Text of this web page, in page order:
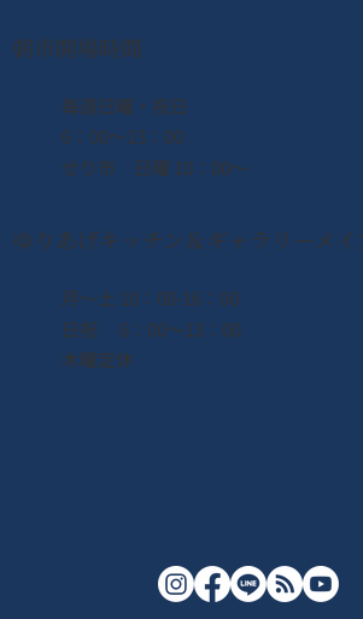
朝市開場時間
​毎週日曜・祝日
6：00〜13：00
せり市 日曜 10：00〜
ゆりあげキッチン＆ギャラリーメイ
月〜土 10：00-16：00
日祝 6：00〜13：00
木曜定休